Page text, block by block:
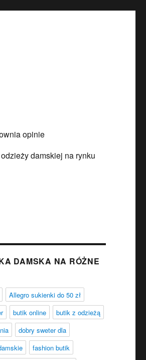
opinie
damskiej na rynku
DAMSKA NA RÓŻNE
Allegro sukienki do 50 zł
butik online
butik z odzieżą
dobry sweter dla
fashion butik